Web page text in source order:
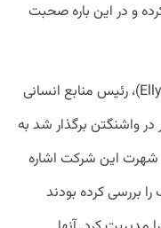
و در این باره صحبت
به گفته حضار، او و الین شوک (Ellyn Shook)، رئیس منابع انسانی
واشنگتن برگذار شد به
شهرت این شرکت اشاره
بررسی کرده بودند